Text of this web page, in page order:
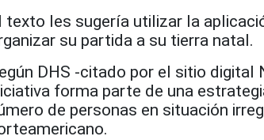
texto les sugería utilizar la
su partida a su tierra natal.
DHS -citado por el sitio
forma parte de una
de personas en situación